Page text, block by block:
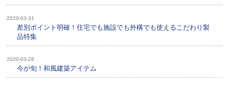
2020-03-31
差別ポイント明確！住宅でも施設でも外構でも使えるこだわり製
品特集
2020-03-26
今が旬！和風建築アイテム